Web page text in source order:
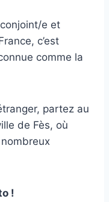
e et
c’est
comme la
partez au
de Fès, où
!